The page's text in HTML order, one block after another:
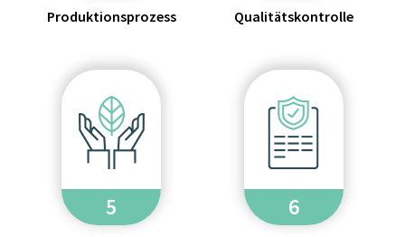
Produktionsprozess Qualitätskontrolle
5 6